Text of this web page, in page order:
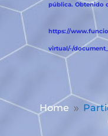
pública. Obtenido
https://
virtual/-/
Home 9